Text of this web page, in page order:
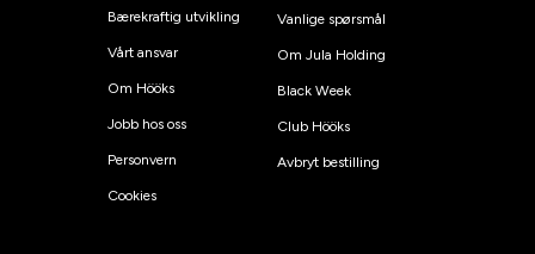
Bærekraftig utvikling
Vårt ansvar
Om Hööks
Jobb hos oss
Personvern
Cookies
Vanlige spørsmål
Om Jula Holding
Black Week
Club Hööks
Avbryt bestilling